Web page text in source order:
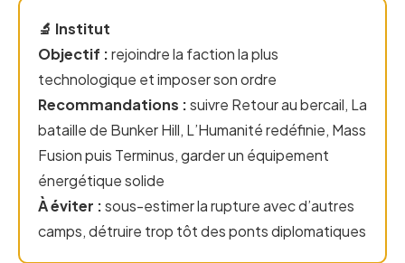
🔬 Institut
Objectif :rejoindre la faction la plus
technologique et imposer son ordre
Recommandations :suivre Retour au bercail, La
bataille de Bunker Hill, L’Humanité redéfinie, Mass
Fusion puis Terminus, garder un équipement
énergétique solide
À éviter :sous-estimer la rupture avec d’autres
camps, détruire trop tôt des ponts diplomatiques